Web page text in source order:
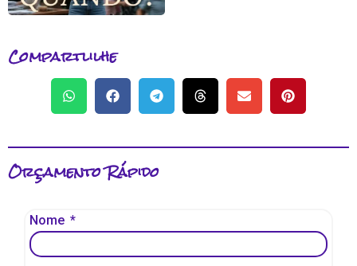
Compartlilhe
Orçamento Rápido
Nome